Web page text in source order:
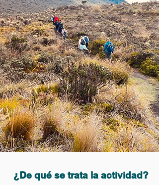
¿De qué se trata la actividad?